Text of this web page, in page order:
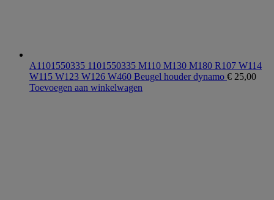
A1101550335 1101550335 M110 M130 M180 R107 W114
W115 W123 W126 W460 Beugel houder dynamo € 25,00
Toevoegen aan winkelwagen